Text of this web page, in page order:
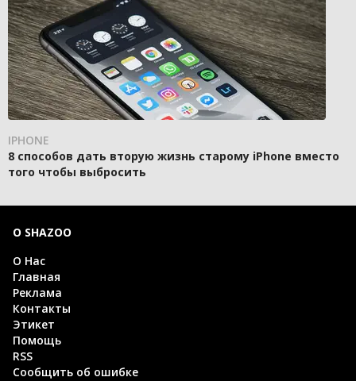
IPHONE
8 способов дать вторую жизнь старому iPhone вместо
того чтобы выбросить
О SHAZOO
О Нас
Главная
Реклама
Контакты
Этикет
Помощь
RSS
Сообщить об ошибке